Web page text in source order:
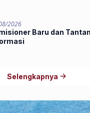
2026
Baru dan
Selengkapnya